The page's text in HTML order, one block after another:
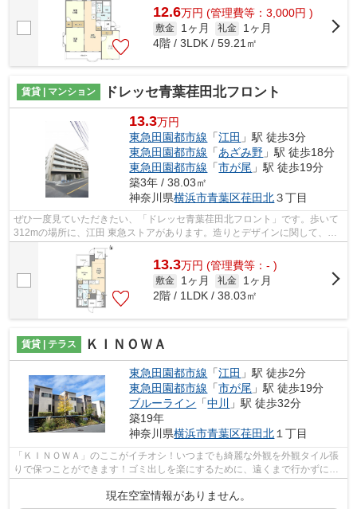
12.6万円 (管理費等：3,000円 )
敷金 1ヶ月 礼金
1ヶ月
4階 / 3LDK / 59.21㎡
賃貸 | マンション ドレッセ青葉荏田北フロント
13.3万円
東急田園都市線 「江田 」駅 徒歩3分
東急田園都市線 「あざみ野 」駅 徒歩18分
東急田園都市線 「市が尾 」駅 徒歩19分
築3年 / 38.03㎡
神奈川県横浜市青葉区荏田北３丁目
ぜひ一度見ていただきたい、「ドレッセ青葉荏田北フロント」です。歩いて
312mの場所に、江田 東急ストアがあります。造りとデザインに関して、自
信をもって情報を提供できるマンション...
13.3万円 (管理費等：- )
敷金 1ヶ月 礼金
1ヶ月
2階 / 1LDK / 38.03㎡
賃貸 | テラス ＫＩＮＯＷＡ
東急田園都市線 「江田 」駅 徒歩2分
東急田園都市線 「市が尾 」駅 徒歩19分
ブルーライン 「中川
」駅 徒歩32分
築19年
神奈川県横浜市青葉区荏田北 １丁目
「ＫＩＮＯＷＡ」のここがイチオシ！いつまでも綺麗な外観を外観タイル張
りで保つことができます！ゴミ出しを楽にするために、遠くまで行かずに済
むゴミ置き場を共用部に付けています...
現在空室情報がありません。